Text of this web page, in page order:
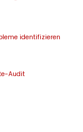
identifizieren
Audit